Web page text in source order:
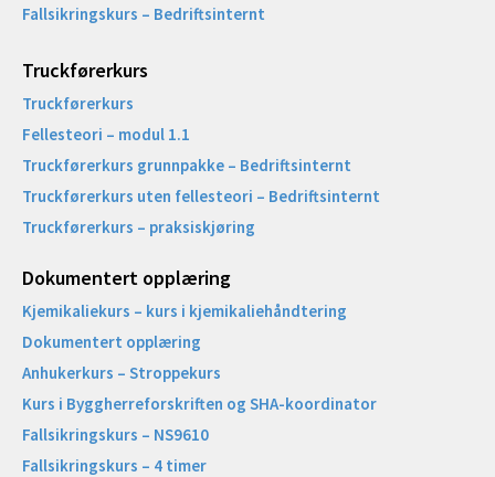
Fallsikringskurs – Bedriftsinternt
Truckførerkurs
Truckførerkurs
Fellesteori – modul 1.1
Truckførerkurs grunnpakke – Bedriftsinternt
Truckførerkurs uten fellesteori – Bedriftsinternt
Truckførerkurs – praksiskjøring
Dokumentert opplæring
Kjemikaliekurs – kurs i kjemikaliehåndtering
Dokumentert opplæring
Anhukerkurs – Stroppekurs
Kurs i Byggherreforskriften og SHA-koordinator
Fallsikringskurs – NS9610
Fallsikringskurs – 4 timer